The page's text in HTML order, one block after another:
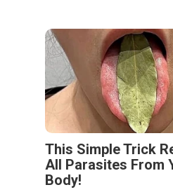
This Simple Trick
All Parasites From
Body!